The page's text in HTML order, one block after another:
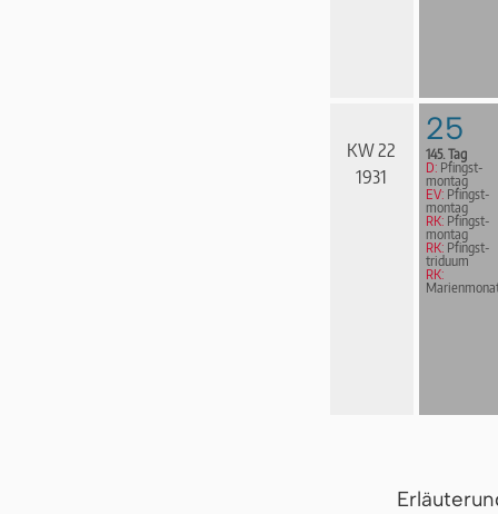
KW 22
1931
25
145. Tag
D: Pfingst­
mon­tag
EV: Pfingst­
mon­tag
RK: Pfingst­
mon­tag
RK: Pfingst­
tri­du­um
RK: